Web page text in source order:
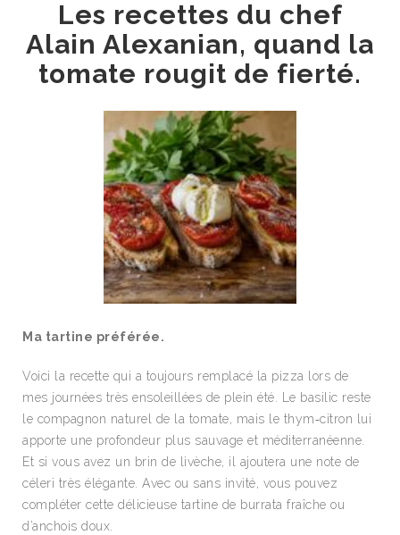
Les recettes du chef
Alain Alexanian, quand la
tomate rougit de fierté.
Ma tartine préférée.
Voici la recette qui a toujours remplacé la pizza lors de
mes journées très ensoleillées de plein été. Le basilic reste
le compagnon naturel de la tomate, mais le thym‑citron lui
apporte une profondeur plus sauvage et méditerranéenne.
Et si vous avez un brin de livèche, il ajoutera une note de
céleri très élégante. Avec ou sans invité, vous pouvez
compléter cette délicieuse tartine de burrata fraîche ou
d’anchois doux.